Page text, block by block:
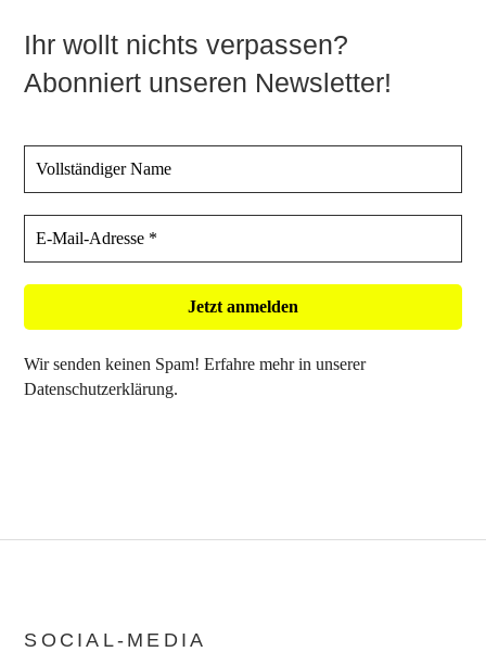
Ihr wollt nichts verpassen?
Abonniert unseren Newsletter!
Wir senden keinen Spam! Erfahre mehr in unserer
Datenschutzerklärung.
SOCIAL-MEDIA